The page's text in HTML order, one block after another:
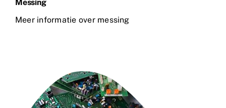
Messing
Meer informatie over messing